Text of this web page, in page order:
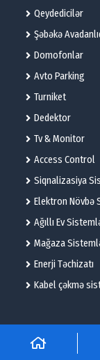
Qeydedicilər
Şəbəkə
Domofonlar
Avto Parking
Turniket
Dedektor
Tv & Monitor
Access Control
Siqnalizasiya
Elektron Növbə
Ağıllı Ev
Mağaza
Enerji Təchizatı
Kabel çəkmə